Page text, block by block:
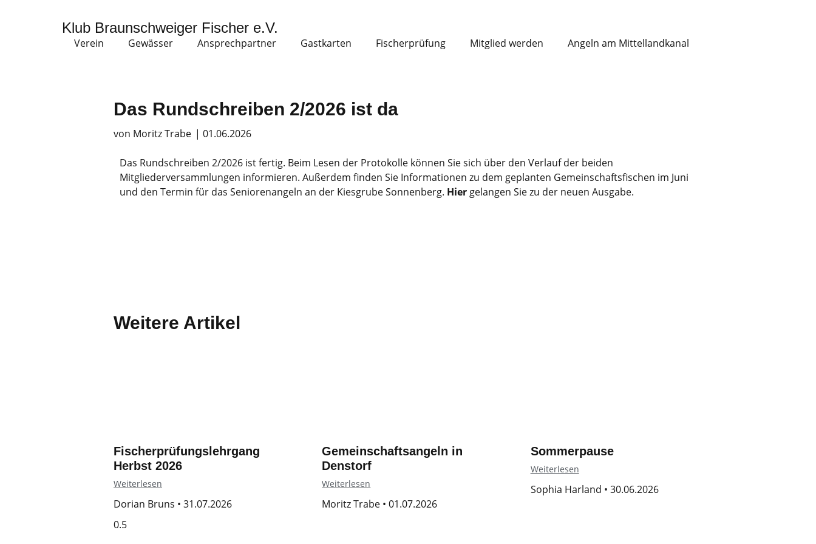
Klub Braunschweiger Fischer e.V.
Verein Gewässer Ansprechpartner Gastkarten Fischerprüfung Mitglied werden Angeln am Mittellandkanal
Das Rundschreiben 2/2026 ist da
von Moritz Trabe | 01.06.2026
Das Rundschreiben 2/2026 ist fertig. Beim Lesen der Protokolle können Sie sich über den Verlauf der beiden
Mitgliederversammlungen informieren. Außerdem finden Sie Informationen zu dem geplanten Gemeinschaftsfischen im Juni
und den Termin für das Seniorenangeln an der Kiesgrube Sonnenberg. Hier gelangen Sie zu der neuen Ausgabe.
Weitere Artikel
Fischerprüfungslehrgang
Herbst 2026
Weiterlesen
Dorian Bruns 31.07.2026
Gemeinschaftsangeln in
Denstorf
Weiterlesen
Moritz Trabe 01.07.2026
Sommerpause
Weiterlesen
Sophia Harland 30.06.2026